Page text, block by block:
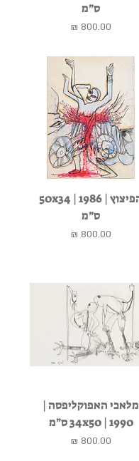
ס״מ
מחיר
הפיצוץ | 1986 | 50x34
ס״מ
מחיר
מלאכי האפוקליפסה |
1990 | 34x50 ס״מ
מחיר